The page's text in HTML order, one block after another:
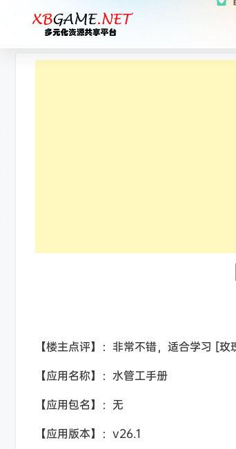
【楼主点评】：非常不错，适合学习 [
【应用名称】：水管工手册
【应用包名】：无
【应用版本】：v26.1